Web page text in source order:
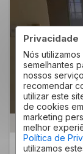
Privacidade
Nós
semelhantes
nossos
recomendar
utilizar este
de cookies
marketing
melhor
Política de
utilizamos
APARTAMENTO
Vila Barão -